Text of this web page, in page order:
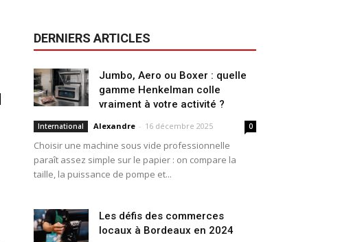
DERNIERS ARTICLES
Jumbo, Aero ou Boxer : quelle
gamme Henkelman colle
vraiment à votre activité ?
International Alexandre - 16 décembre 2025 0
Choisir une machine sous vide professionnelle
paraît assez simple sur le papier : on compare la
taille, la puissance de pompe et...
Les défis des commerces
locaux à Bordeaux en 2024